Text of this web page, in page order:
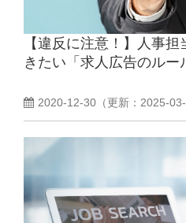
【違反に注意！】人事
きたい「求人広告のルー
2020-12-30 （更新： 2025-